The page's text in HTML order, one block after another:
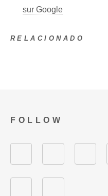
sur Google
RELACIONADO
FOLLOW